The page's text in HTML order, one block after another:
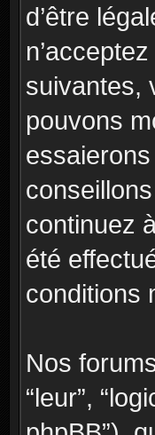
d’être
suivantes,
pouvons
continuez
été
conditions
Nos
“leur”,